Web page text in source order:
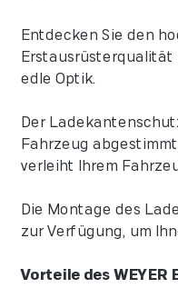
Entdecken Sie den
Erstausrüsterqualität
edle Optik.
Der
Fahrzeug
verleiht Ihrem
Die Montage des
zur Verfügung, um
Vorteile des